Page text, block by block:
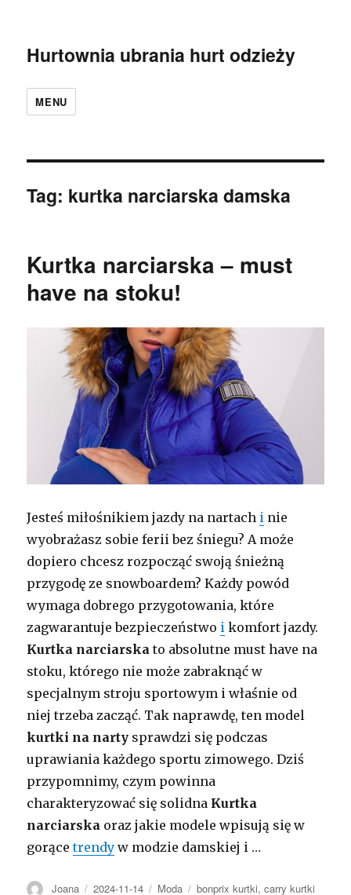
Hurtownia ubrania hurt odzieży
MENU
Tag: kurtka narciarska damska
Kurtka narciarska – must
have na stoku!
Jesteś miłośnikiem jazdy na nartach i nie
wyobrażasz sobie ferii bez śniegu? A może
dopiero chcesz rozpocząć swoją śnieżną
przygodę ze snowboardem? Każdy powód
wymaga dobrego przygotowania, które
zagwarantuje bezpieczeństwo i komfort jazdy.
Kurtka narciarskato absolutne must have na
stoku, którego nie może zabraknąć w
specjalnym stroju sportowym i właśnie od
niej trzeba zacząć. Tak naprawdę, ten model
kurtki na narty sprawdzi się podczas
uprawiania każdego sportu zimowego. Dziś
przypomnimy, czym powinna
charakteryzować się solidna Kurtka
narciarska oraz jakie modele wpisują się w
gorącetrendy w modzie damskiej i …
Autor
Joana Opublikowano
2024-11-14 Kategorie
Moda Tagi
bonprix kurtki,carry kurtki